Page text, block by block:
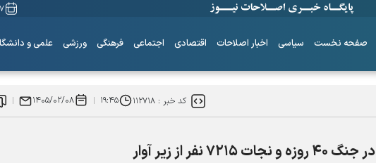
۱۷
صفحه نخست سیاسی اخبار اصلاحات اقتصادی اجتماعی فرهنگی ورزشی علمی و
کد خبر :۱۱۲۷۱۸ ۱۹:۴۵ ۱۴۰۵/۰۲/۰۸